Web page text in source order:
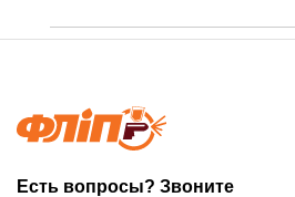
Есть вопросы? Звоните